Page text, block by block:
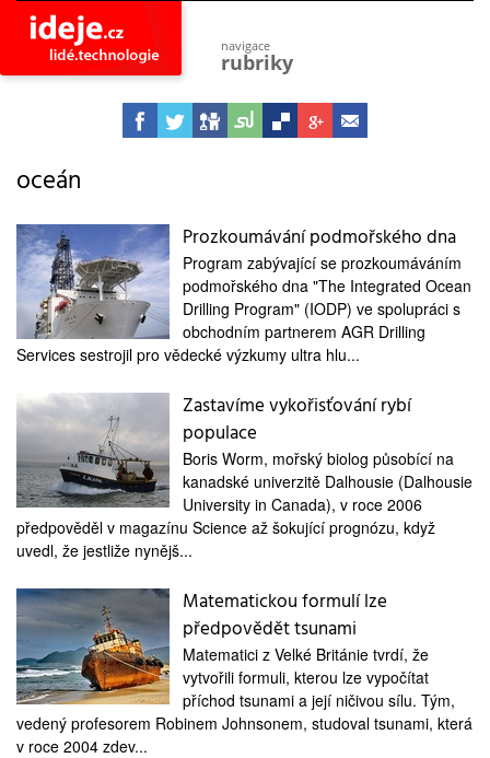
navigace
rubriky
astro
vesmír
společnost
objevy
vynálezy
planeta
přiroda
technologie
tajemství
firmy
zdraví
medicína
oceán
Prozkoumávání podmořského dna
Program zabývající se prozkoumáváním
podmořského dna "The Integrated Ocean
Drilling Program" (IODP) ve spolupráci s
obchodním partnerem AGR Drilling
Services sestrojil pro vědecké výzkumy ultra hlu...
Zastavíme vykořisťování rybí
populace
Boris Worm, mořský biolog působící na
kanadské univerzitě Dalhousie (Dalhousie
University in Canada), v roce 2006
předpověděl v magazínu Science až šokující prognózu, když
uvedl, že jestliže nynějš...
Matematickou formulí lze
předpovědět tsunami
Matematici z Velké Británie tvrdí, že
vytvořili formuli, kterou lze vypočítat
příchod tsunami a její ničivou sílu. Tým,
vedený profesorem Robinem Johnsonem, studoval tsunami, která
v roce 2004 zdev...